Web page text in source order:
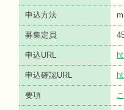
申込方法
募集定員
申込URL
申込確認URL
要項